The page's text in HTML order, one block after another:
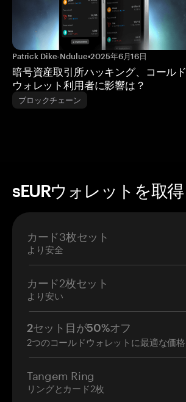
Patrick Dike-Ndulue•2025年6月16日
暗号資産取引所ハッキング、コールド
ウォレット利用者に影響は？
ブロックチェーン
sEURウォレットを取得
カード3枚セット
より安全
カード2枚セット
より安い
2セット目が50%オフ
2つのコールドウォレットに最適な価格
Tangem Ring
リングとカード2枚